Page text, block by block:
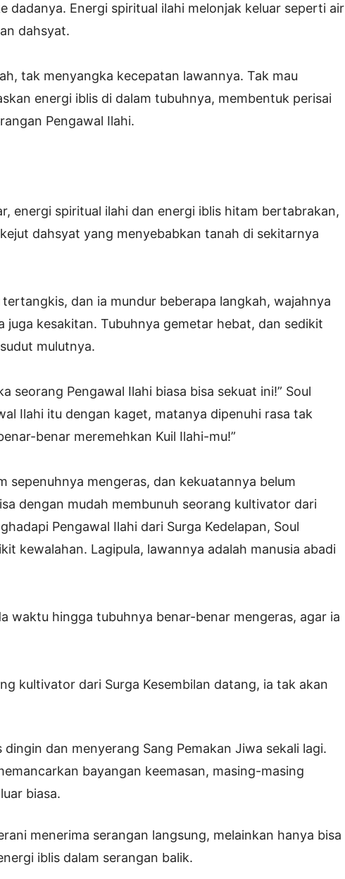
dadanya. Energi spiritual ilahi melonjak keluar seperti air
dahsyat.
tak menyangka kecepatan lawannya. Tak mau
energi iblis di dalam tubuhnya, membentuk perisai
Pengawal Ilahi.
energi spiritual ilahi dan energi iblis hitam bertabrakan,
dahsyat yang menyebabkan tanah di sekitarnya
dan ia mundur beberapa langkah, wajahnya
juga kesakitan. Tubuhnya gemetar hebat, dan sedikit
mulutnya.
seorang Pengawal Ilahi biasa bisa sekuat ini!” Soul
Ilahi itu dengan kaget, matanya dipenuhi rasa tak
benar meremehkan Kuil Ilahi-mu!”
sepenuhnya mengeras, dan kekuatannya belum
dengan mudah membunuh seorang kultivator dari
Pengawal Ilahi dari Surga Kedelapan, Soul
kewalahan. Lagipula, lawannya adalah manusia abadi
waktu hingga tubuhnya benar-benar mengeras, agar ia
kultivator dari Surga Kesembilan datang, ia tak akan
dingin dan menyerang Sang Pemakan Jiwa sekali lagi.
bayangan keemasan, masing-masing
biasa.
menerima serangan langsung, melainkan hanya bisa
iblis dalam serangan balik.